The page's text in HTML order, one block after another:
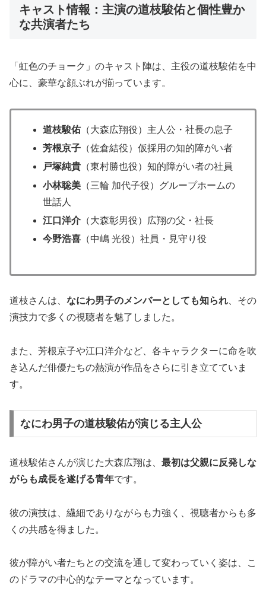
キャスト情報：主演の道枝駿佑と個性豊か
な共演者たち
「虹色のチョーク」のキャスト陣は、主役の道枝駿佑を中
心に、豪華な顔ぶれが揃っています。
道枝駿佑 （大森広翔役）主人公・社長の息子
芳根京子 （佐倉結役）仮採用の知的障がい者
戸塚純貴 （東村勝也役）知的障がい者の社員
小林聡美 （三輪 加代子役）グループホームの
世話人
江口洋介 （大森彰男役）広翔の父・社長
今野浩喜 （中嶋 光役）社員・見守り役
道枝さんは、 なにわ男子のメンバーとしても知られ、その
演技力で多くの視聴者を魅了しました。
また、芳根京子や江口洋介など、各キャラクターに命を吹
き込んだ俳優たちの熱演が作品をさらに引き立てていま
す。
なにわ男子の道枝駿佑が演じる主人公
道枝駿佑さんが演じた大森広翔は、 最初は父親に反発しな
がらも成長を遂げる青年です。
彼の演技は、繊細でありながらも力強く、視聴者からも多
くの共感を得ました。
彼が障がい者たちとの交流を通して変わっていく姿は、こ
のドラマの中心的なテーマとなっています。